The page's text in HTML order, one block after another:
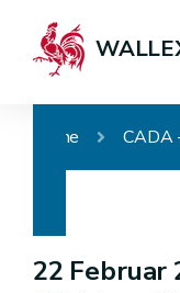
Home
22 Februar